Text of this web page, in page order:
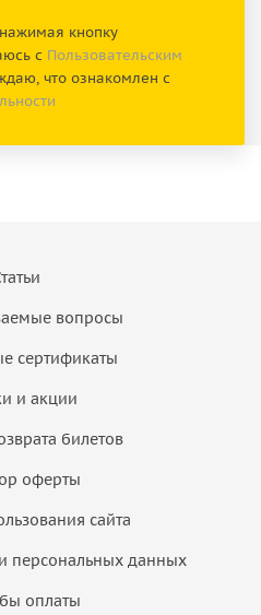
кнопку
с Пользовательским
что ознакомлен с
вопросы
сертификаты
и акции
билетов
оферты
сайта
персональных данных
оплаты